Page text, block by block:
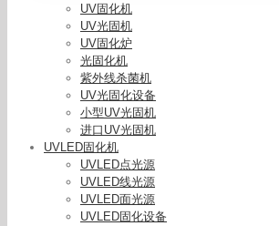
UV固化机
UV光固机
UV固化炉
光固化机
紫外线杀菌机
UV光固化设备
小型UV光固机
进口UV光固机
UVLED固化机
UVLED点光源
UVLED线光源
UVLED面光源
UVLED固化设备